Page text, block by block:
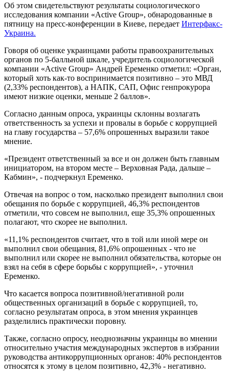
Об этом свидетельствуют результаты социологического
исследования компании «Active Group», обнародованные в
пятницу на пресс-конференции в Киеве, передает Интерфакс-
Украина.
Говоря об оценке украинцами работы правоохранительных
органов по 5-балльной шкале, учредитель социологической
компании «Active Group» Андрей Еременко отметил: «Орган,
который хоть как-то воспринимается позитивно – это МВД
(2,33% респондентов), а НАПК, САП, Офис генпрокурора
имеют низкие оценки, меньше 2 баллов».
Согласно данным опроса, украинцы склонны возлагать
ответственность за успехи и провалы в борьбе с коррупцией
на главу государства – 57,6% опрошенных выразили такое
мнение.
«Президент ответственный за все и он должен быть главным
инициатором, на втором месте – Верховная Рада, дальше –
Кабмин», - подчеркнул Еременко.
Отвечая на вопрос о том, насколько президент выполнил свои
обещания по борьбе с коррупцией, 46,3% респондентов
отметили, что совсем не выполнил, еще 35,3% опрошенных
полагают, что скорее не выполнил.
«11,1% респондентов считает, что в той или иной мере он
выполнил свои обещания, 81,6% опрошенных - что не
выполнил или скорее не выполнил обязательства, которые он
взял на себя в сфере борьбы с коррупцией», - уточнил
Еременко.
Что касается вопроса позитивной/негативной роли
общественных организаций в борьбе с коррупцией, то,
согласно результатам опроса, в этом мнения украинцев
разделились практически поровну.
Также, согласно опросу, неоднозначны украинцы во мнении
относительно участия международных экспертов в избрании
руководства антикоррупционных органов: 40% респондентов
относятся к этому в целом позитивно, 42,3% - негативно.